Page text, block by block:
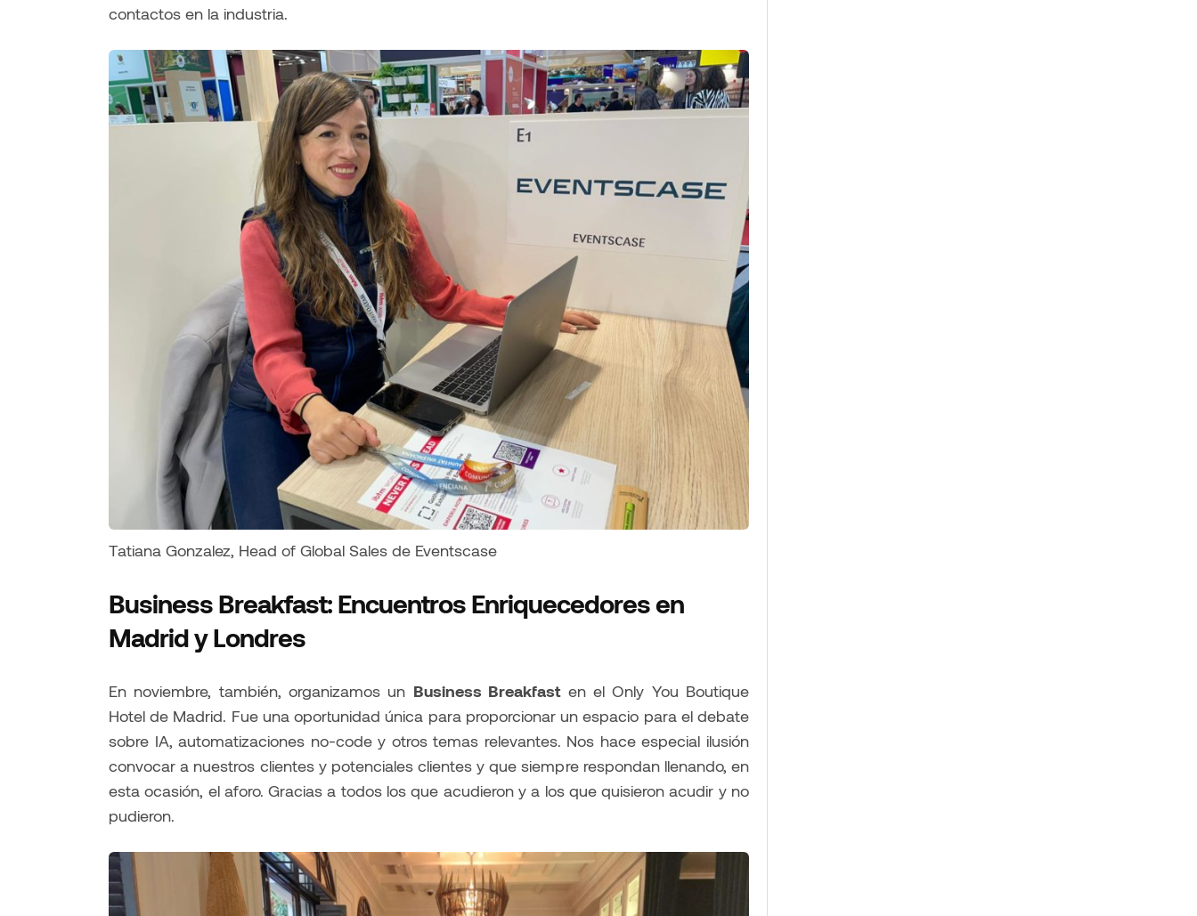
contactos en la industria.
Tatiana Gonzalez, Head of Global Sales de Eventscase
Business Breakfast: Encuentros Enriquecedores en
Madrid y Londres
En noviembre, también, organizamos un Business Breakfasten el Only You Boutique
Hotel de Madrid. Fue una oportunidad única para proporcionar un espacio para el debate
sobre IA, automatizaciones no-code y otros temas relevantes. Nos hace especial ilusión
convocar a nuestros clientes y potenciales clientes y que siempre respondan llenando, en
esta ocasión, el aforo. Gracias a todos los que acudieron y a los que quisieron acudir y no
pudieron.